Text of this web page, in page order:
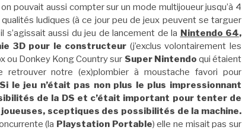
pouvait aussi compter sur un mode multijoueur jusqu’à 4
ludiques (à ce jour peu de jeux peuvent se targuer
s’agissait aussi du jeu de lancement de la Nintendo 64,
3D pour le constructeur (j’exclus volontairement les
ou Donkey Kong Country sur Super Nintendo qui étaient
notre (ex)plombier à moustache favori pour
Si le jeu n’était pas non plus le plus impressionnant
de la DS et c’était important pour tenter de
sceptiques des possibilités de la machine.
(la Playstation Portable) elle ne misait pas sur